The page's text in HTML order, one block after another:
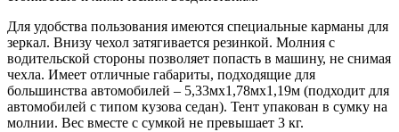
Для удобства пользования имеются специальные карманы для
зеркал. Внизу чехол затягивается резинкой. Молния с
водительской стороны позволяет попасть в машину, не снимая
чехла. Имеет отличные габариты, подходящие для
большинства автомобилей – 5,33мх1,78мх1,19м (подходит для
автомобилей с типом кузова седан). Тент упакован в сумку на
молнии. Вес вместе с сумкой не превышает 3 кг.